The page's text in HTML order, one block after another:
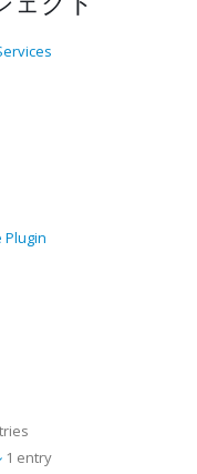
Plugin
1 entry